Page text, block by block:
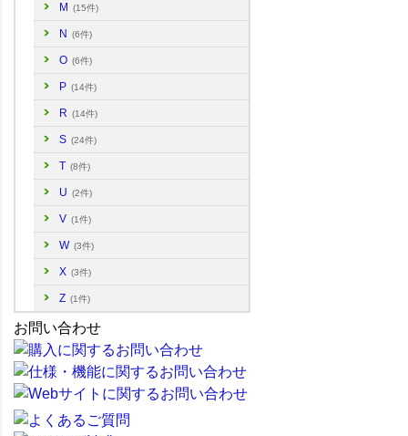
M (15件)
N (6件)
O (6件)
P (14件)
R (14件)
S (24件)
T (8件)
U (2件)
V (1件)
W (3件)
X (3件)
Z (1件)
お問い合わせ